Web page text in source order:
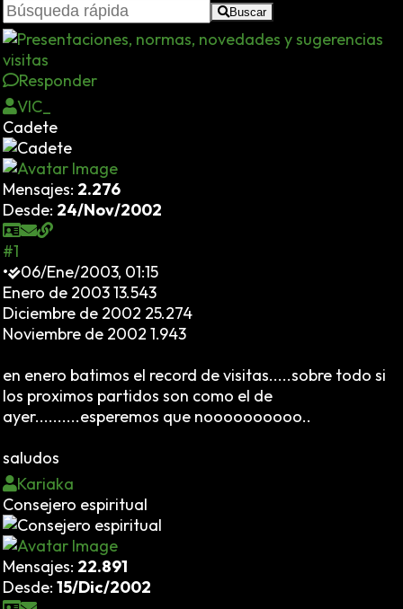
Buscar
visitas
Responder
VIC_
Cadete
Mensajes: 2.276
Desde: 24/Nov/2002
#1
•
06/Ene/2003, 01:15
Enero de 2003 13.543
Diciembre de 2002 25.274
Noviembre de 2002 1.943
en enero batimos el record de visitas.....sobre todo si
los proximos partidos son como el de
ayer..........esperemos que noooooooooo..
saludos
Kariaka
Consejero espiritual
Mensajes: 22.891
Desde: 15/Dic/2002